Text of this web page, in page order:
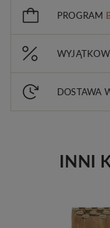
PROGRAM
DOSTAWA
INNI